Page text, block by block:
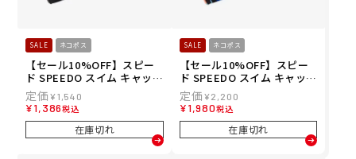
SALE ネコポス
【セール10%OFF】スピー
ド SPEEDO スイム キャップ
ホットドッグ メッシュキャ
ップ SE12607-BL メンズ レ
ディース ユニセックス
¥1,540
¥1,386税込
在庫切れ
SALE ネコポス
【セール10%OFF】スピー
ド SPEEDO スイム キャップ
ブーン グリッド トリコット
キャップ SE12611-BL メン
ズ レディース ユニセックス
¥2,200
¥1,980税込
在庫切れ